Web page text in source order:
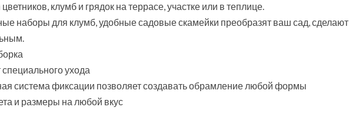
клумб и грядок на террасе, участке или в теплице.
наборы для клумб, удобные садовые скамейки преобразят ваш сад,
специального ухода
система фиксации позволяет создавать обрамление любой формы
и размеры на любой вкус